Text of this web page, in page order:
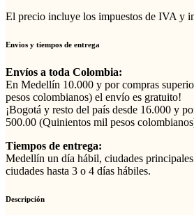
El precio incluye los impuestos de IVA y
Envios y tiempos de entrega
Envíos a toda Colombia:
En Medellín 10.000 y por compras
pesos colombianos) el envío es gratuito!
¡Bogotá y resto del país desde 16.000 y
500.00 (Quinientos mil pesos
Tiempos de entrega:
Medellín un día hábil, ciudades
ciudades hasta 3 o 4 días hábiles.
Descripción